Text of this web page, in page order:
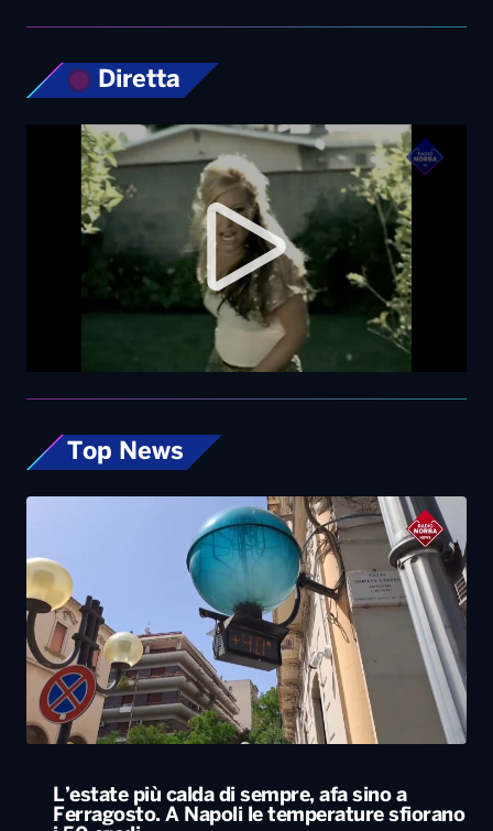
Diretta
Top News
L’estate più calda di sempre, afa sino a
Ferragosto. A Napoli le temperature sfiorano